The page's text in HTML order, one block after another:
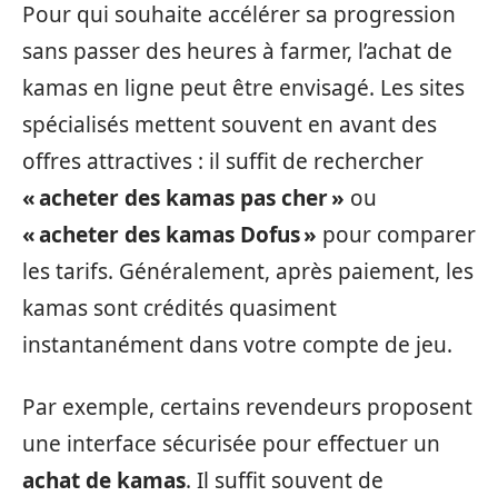
Pour qui souhaite accélérer sa progression
sans passer des heures à farmer, l’achat de
kamas en ligne peut être envisagé. Les sites
spécialisés mettent souvent en avant des
offres attractives : il suffit de rechercher
« acheter des kamas pas cher » ou
« acheter des kamas Dofus » pour comparer
les tarifs. Généralement, après paiement, les
kamas sont crédités quasiment
instantanément dans votre compte de jeu.
Par exemple, certains revendeurs proposent
une interface sécurisée pour effectuer un
achat de kamas. Il suffit souvent de